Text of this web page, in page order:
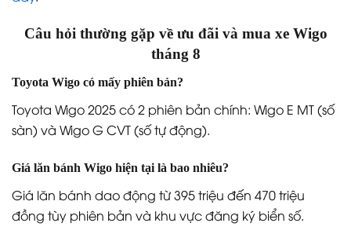
Câu hỏi thường gặp về ưu đãi và mua xe Wigo
tháng 8
Toyota Wigo có mấy phiên bản?
Toyota Wigo 2025 có 2 phiên bản chính: Wigo E MT (số
sàn) và Wigo G CVT (số tự động).
Giá lăn bánh Wigo hiện tại là bao nhiêu?
Giá lăn bánh dao động từ 395 triệu đến 470 triệu
đồng tùy phiên bản và khu vực đăng ký biển số.